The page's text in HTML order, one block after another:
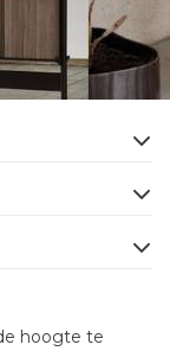
hoogte te